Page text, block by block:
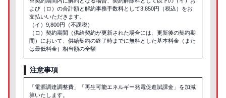
よび（ロ）の合計額と解約事務手数料として3,850円（税込）をお
支払いいただきます。
（イ）9,800円（不課税）
（ロ）契約期間（供給契約が更新された場合には、更新後の契約期
間）において、供給契約の終了時までに無料とした基本料金（また
は最低料金）相当額の全額
注意事項
「電源調達調整費」「再生可能エネルギー発電促進賦課金」を加減
算いたします。